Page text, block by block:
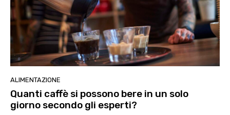
ALIMENTAZIONE
Quanti caffè si possono bere in un solo
giorno secondo gli esperti?